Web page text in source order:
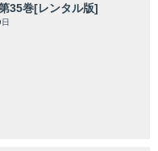
35巻[レンタル版]